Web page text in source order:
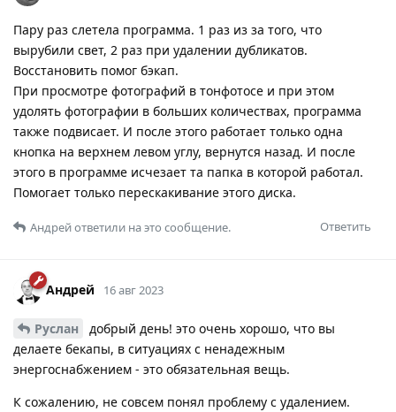
Пару раз слетела программа. 1 раз из за того, что
вырубили свет, 2 раз при удалении дубликатов.
Восстановить помог бэкап.
При просмотре фотографий в тонфотосе и при этом
удолять фотографии в больших количествах, программа
также подвисает. И после этого работает только одна
кнопка на верхнем левом углу, вернутся назад. И после
этого в программе исчезает та папка в которой работал.
Помогает только перескакивание этого диска.
Ответить
Андрейответили на это сообщение.
Андрей 16 авг 2023
Руслан
добрый день! это очень хорошо, что вы
делаете бекапы, в ситуациях с ненадежным
энергоснабжением - это обязательная вещь.
К сожалению, не совсем понял проблему с удалением.